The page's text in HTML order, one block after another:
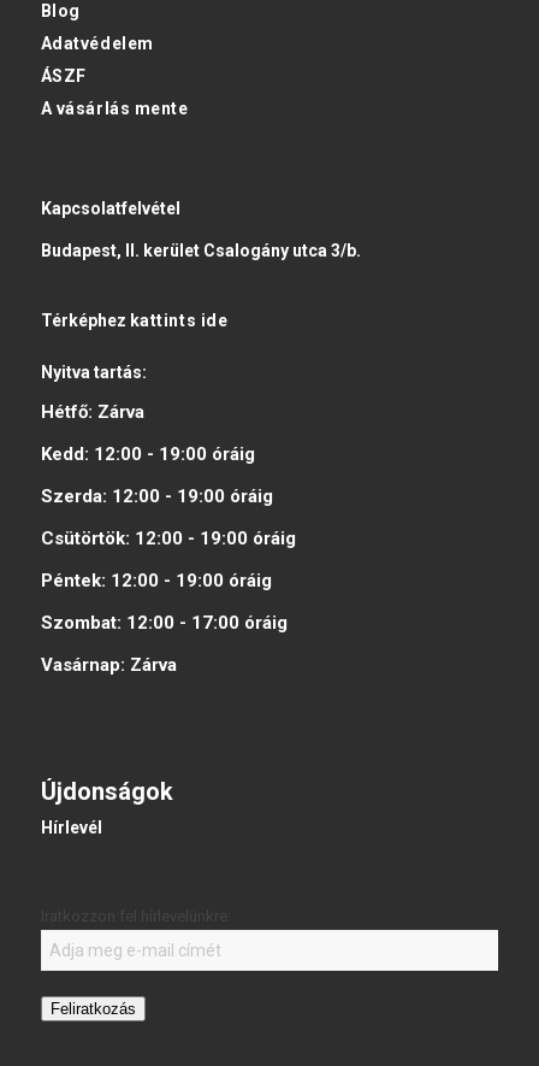
Blog
Adatvédelem
ÁSZF
A vásárlás mente
Kapcsolatfelvétel
Budapest, II. kerület Csalogány utca 3/b.
Térképhez kattints ide
Nyitva tartás:
Hétfő: Zárva
Kedd: 12:00 - 19:00 óráig
Szerda: 12:00 - 19:00 óráig
Csütörtök: 12:00 - 19:00 óráig
Péntek: 12:00 - 19:00 óráig
Szombat: 12:00 - 17:00 óráig
Vasárnap: Zárva
Újdonságok
Hírlevél
Feliratkozás